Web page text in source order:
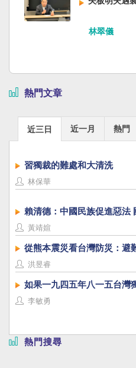
林翠儀
熱門文章
近三日 近一月 熱門
習獨裁的難處和大清洗
林保華
賴清德：中國民族促進惡法
黃靖媗
從熊本震災看台灣防災：避
洪昱睿
如果一九四五年八一五台灣
李敏勇
熱門搜尋